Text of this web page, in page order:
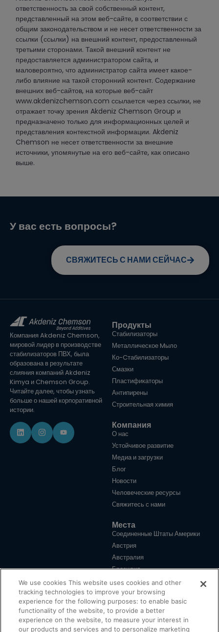
ответственность за свой собственный контент,
представленный на этом веб-сайте, в соответствии с
общим законодательством и не несет ответственности за
ссылки (ссылки) на внешний контент, предоставленный
третьими сторонами. Такой внешний контент не
предоставляется администратором сайта, и
маловероятно, что администратор сайта имеет какое-
либо влияние на такой сторонний контент. Содержание
внешних веб-сайтов, на которые веб-сайт
www.akdenizchemson.com ссылается через ссылки, не
отражает точку зрения Akdeniz Chemson Group и
предназначено только для информационных целей и
представления контекстной информации. Akdeniz
Chemson не несет ответственности за внешние
источники, упомянутые на его веб-сайте, как описано
выше.
У вас есть вопросы?
СВЯЖИТЕСЬ С НАМИ СЕЙЧАС
Компания Akdeniz Chemson,
мировой лидер в производстве
стабилизаторов ПВХ, была
образована в результате
слияния компаний Akdeniz
Kimya и Chemson Group.
Читайте далее, чтобы узнать
больше о нашей корпоративной
истории.
Продукты
Стабилизаторы
Металлическое Mыло
Ко-Cтабилизаторы
Смазки
Пластификаторы
Антипирены
Строительная химия
Компания
О нас
Устойчивое развитие
Медиа и загрузки
Блог
Новости
Человеческие ресурсы
Свяжитесь с нами
Места
Соединенные Штаты Америки
Австрия
Австралия
Бразилия
Китай
Германия
Великобритания
Турция
We use cookies This website uses cookies and other
tracking technologies to improve your browsing
experience for the following purposes: to enable basic
functionality of the website, to provide a better
experience on the website, to measure your interest in
our products and services and to personalize marketing